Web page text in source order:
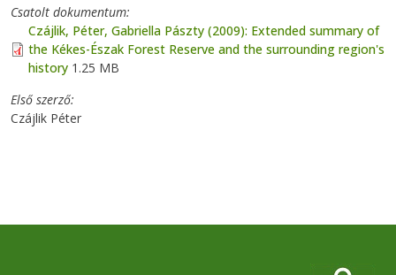
Csatolt dokumentum
Czájlik, Péter, Gabriella Pászty (2009): Extended summary of
the Kékes-Észak Forest Reserve and the surrounding region's
history 1.25 MB
Első szerző
Czájlik Péter